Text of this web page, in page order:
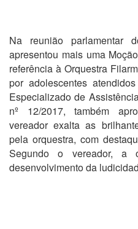
Na reunião parlamentar
apresentou mais uma
referência à Orquestra
por adolescentes
Especializado de
nº 12/2017, também
vereador exalta as
pela orquestra, com
Segundo o vereador, a
desenvolvimento da